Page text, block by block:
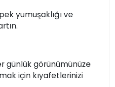
yumuşaklığı ve
günlük görünümünüze
için kıyafetlerinizi